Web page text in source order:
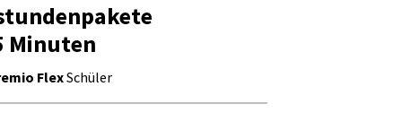
Minuten
FlexSchüler